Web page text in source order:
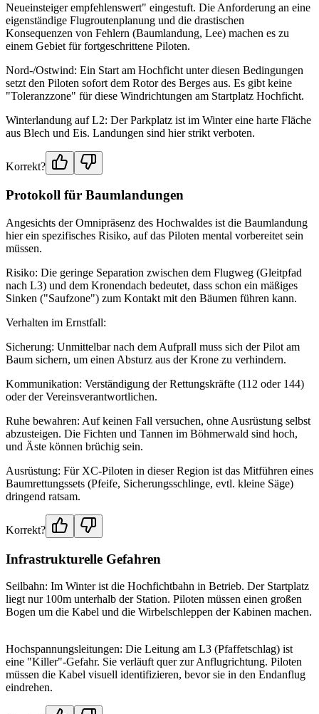
Neueinsteiger empfehlenswert" eingestuft. Die Anforderung an eine
eigenständige Flugroutenplanung und die drastischen
Konsequenzen von Fehlern (Baumlandung, Lee) machen es zu
einem Gebiet für fortgeschrittene Piloten.
Nord-/Ostwind: Ein Start am Hochficht unter diesen Bedingungen
setzt den Piloten sofort dem Rotor des Berges aus. Es gibt keine
"Toleranzzone" für diese Windrichtungen am Startplatz Hochficht.
Winterlandung auf L2: Der Parkplatz ist im Winter eine harte Fläche
aus Blech und Eis. Landungen sind hier strikt verboten.
Korrekt?
Protokoll für Baumlandungen
Angesichts der Omnipräsenz des Hochwaldes ist die Baumlandung
hier ein spezifisches Risiko, auf das Piloten mental vorbereitet sein
müssen.
Risiko: Die geringe Separation zwischen dem Flugweg (Gleitpfad
nach L3) und dem Kronendach bedeutet, dass schon ein mäßiges
Sinken ("Saufzone") zum Kontakt mit den Bäumen führen kann.
Verhalten im Ernstfall:
Sicherung: Unmittelbar nach dem Aufprall muss sich der Pilot am
Baum sichern, um einen Absturz aus der Krone zu verhindern.
Kommunikation: Verständigung der Rettungskräfte (112 oder 144)
oder der Vereinsverantwortlichen.
Ruhe bewahren: Auf keinen Fall versuchen, ohne Ausrüstung selbst
abzusteigen. Die Fichten und Tannen im Böhmerwald sind hoch,
und Äste können brüchig sein.
Ausrüstung: Für XC-Piloten in dieser Region ist das Mitführen eines
Baumrettungssets (Pfeife, Sicherungsschlinge, evtl. kleine Säge)
dringend ratsam.
Korrekt?
Infrastrukturelle Gefahren
Seilbahn: Im Winter ist die Hochfichtbahn in Betrieb. Der Startplatz
liegt nur 100m unterhalb der Station. Piloten müssen einen großen
Bogen um die Kabel und die Wirbelschleppen der Kabinen machen.
Hochspannungsleitungen: Die Leitung am L3 (Pfaffetschlag) ist
eine "Killer"-Gefahr. Sie verläuft quer zur Anflugrichtung. Piloten
müssen die Kabel visuell identifizieren, bevor sie in den Endanflug
eindrehen.